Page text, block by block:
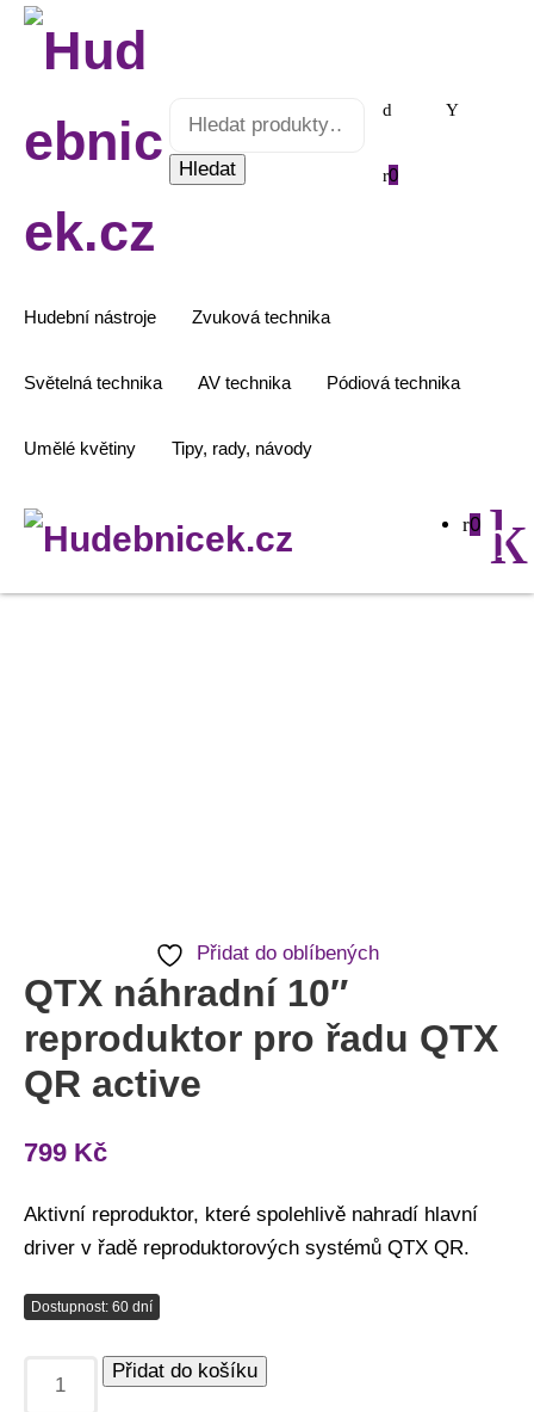
Hledat:
Hledat 0
Hudební nástroje Zvuková technika
Světelná technika AV technika Pódiová technika
Umělé květiny Tipy, rady, návody
0
Přidat do oblíbených
QTX náhradní 10″
reproduktor pro řadu QTX
QR active
799 Kč
Aktivní reproduktor, které spolehlivě nahradí hlavní
driver v řadě reproduktorových systémů QTX QR.
Dostupnost: 60 dní
Přidat do košíku